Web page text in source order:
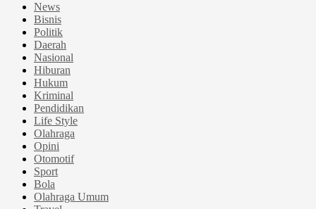
News
Bisnis
Politik
Daerah
Nasional
Hiburan
Hukum
Kriminal
Pendidikan
Life Style
Olahraga
Opini
Otomotif
Sport
Bola
Olahraga Umum